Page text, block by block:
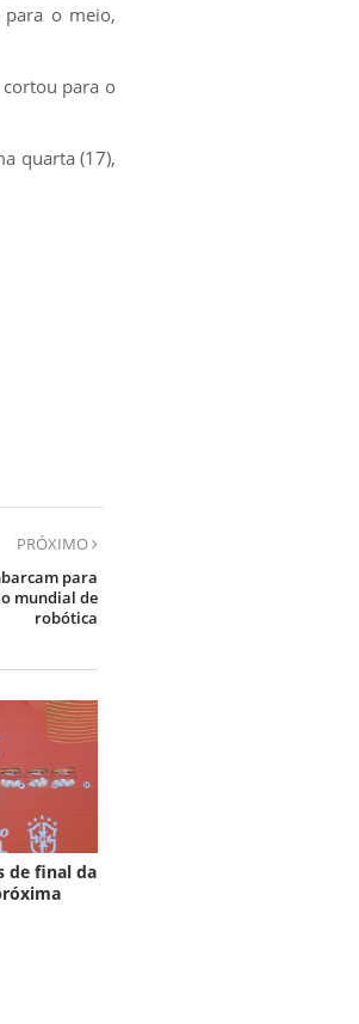
para o meio,
para o
quarta (17),
PRÓXIMO
para
mundial de
robótica
de final da